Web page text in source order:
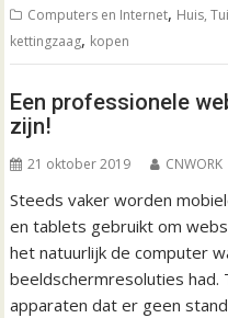
Computers en Internet, Huis,
kettingzaag, kopen
Een professionele
zijn!
21 oktober 2019 CNWORK
Steeds vaker worden
en tablets gebruikt om
het natuurlijk de computer
beeldschermresoluties
apparaten dat er geen